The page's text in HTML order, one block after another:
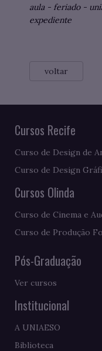
aula - feriado-
expediente
voltar
Cursos Recife
Curso de Design de
Curso de Design
Cursos Olinda
Curso de Cinema e
Curso de Produção
Pós-Graduação
Ver cursos
Institucional
A UNIAESO
Biblioteca